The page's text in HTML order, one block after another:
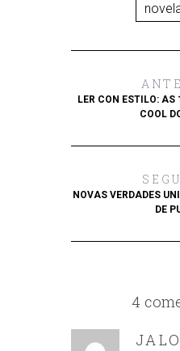
LER CON ESTILO:
COOL
NOVAS VERDADES
DE
4